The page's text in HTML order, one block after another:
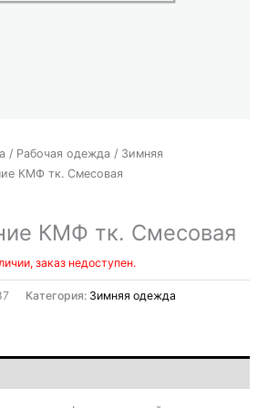
/ Рабочая одежда / Зимняя
КМФ тк. Смесовая
КМФ тк. Смесовая
заказ недоступен.
Категория: Зимняя одежда